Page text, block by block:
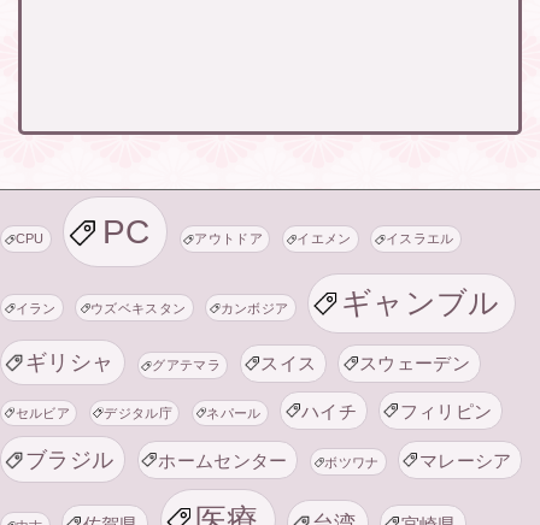
CPU PC アウトドア イエメン イスラエル
イラン ウズベキスタン カンボジア ギャンブル
ギリシャ グアテマラ スイス スウェーデン
セルビア デジタル庁 ネパール ハイチ フィリピン
ブラジル ホームセンター ボツワナ マレーシア